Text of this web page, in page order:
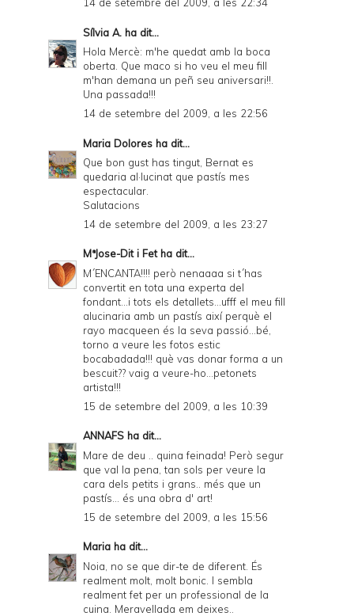
14 de setembre del 2009, a les 22:34
Sílvia A. ha dit...
Hola Mercè: m'he quedat amb la boca
oberta. Que maco si ho veu el meu fill
m'han demana un peñ seu aniversari!!.
Una passada!!!
14 de setembre del 2009, a les 22:56
Maria Dolores ha dit...
Que bon gust has tingut, Bernat es
quedaria al·lucinat que pastís mes
espectacular.
Salutacions
14 de setembre del 2009, a les 23:27
MªJose-Dit i Fetha dit...
M´ENCANTA!!!! però nenaaaa si t´has
convertit en tota una experta del
fondant...i tots els detallets...ufff el meu fill
alucinaria amb un pastís així perquè el
rayo macqueen és la seva passió...bé,
torno a veure les fotos estic
bocabadada!!! què vas donar forma a un
bescuit?? vaig a veure-ho...petonets
artista!!!
15 de setembre del 2009, a les 10:39
ANNAFS ha dit...
Mare de deu .. quina feinada! Però segur
que val la pena, tan sols per veure la
cara dels petits i grans.. més que un
pastís... és una obra d' art!
15 de setembre del 2009, a les 15:56
Maria ha dit...
Noia, no se que dir-te de diferent. És
realment molt, molt bonic. I sembla
realment fet per un professional de la
cuina. Meravellada em deixes..